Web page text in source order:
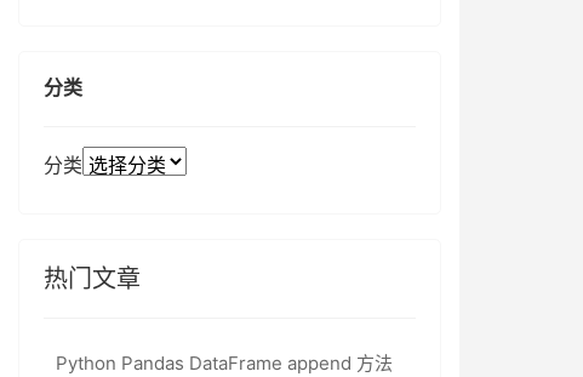
分类
分类
热门文章
Python Pandas DataFrame append 方法